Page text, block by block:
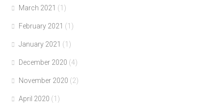
March 2021 (1)
February 2021 (1)
January 2021 (1)
December 2020 (4)
November 2020 (2)
April 2020 (1)